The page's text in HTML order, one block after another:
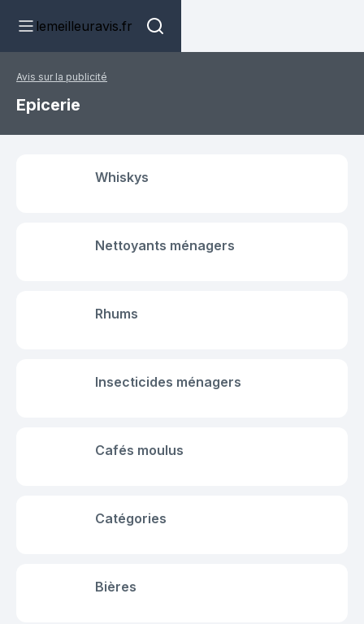
lemeilleuravis.fr
Avis sur la publicité
Epicerie
Whiskys
Nettoyants ménagers
Rhums
Insecticides ménagers
Cafés moulus
Catégories
Bières